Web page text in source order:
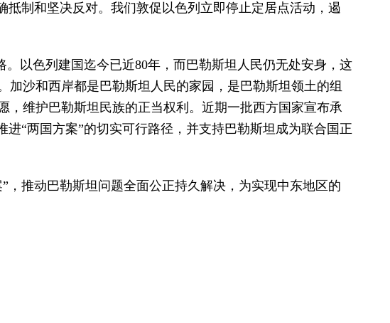
制和坚决反对。我们敦促以色列立即停止定居点活动，遏
以色列建国迄今已近80年，而巴勒斯坦人民仍无处安身，这
沙和西岸都是巴勒斯坦人民的家园，是巴勒斯坦领土的组
维护巴勒斯坦民族的正当权利。近期一批西方国家宣布承
“两国方案”的切实可行路径，并支持巴勒斯坦成为联合国正
推动巴勒斯坦问题全面公正持久解决，为实现中东地区的